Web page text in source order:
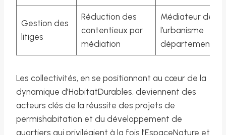
Gestion des
litiges
Réduction des
contentieux par
médiation
Médiateur de
l’urbanisme
départemental
Les collectivités, en se positionnant au cœur de la
dynamique d’HabitatDurables, deviennent des
acteurs clés de la réussite des projets de
permishabitation et du développement de
quartiers qui privilégient à la fois l’EspaceNature et